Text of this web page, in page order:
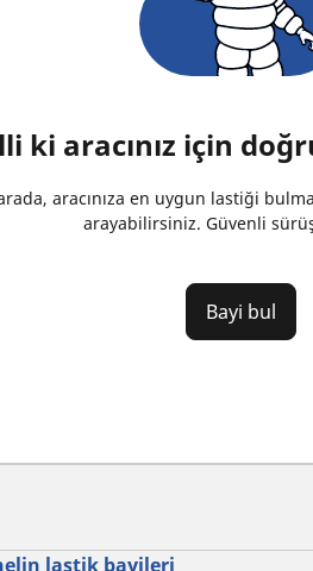
ki aracınız için
aracınıza en uygun lastiği
arayabilirsiniz. Güvenli
Bayi bul
lastik bayileri